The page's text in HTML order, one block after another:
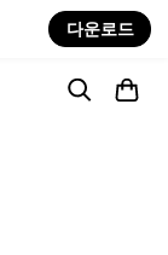
다운로드